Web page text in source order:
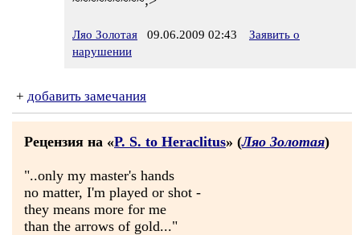
Ляо Золотая 09.06.2009 02:43
Заявить о
нарушении
+ добавить замечания
Рецензия на «P. S. to Heraclitus» (Ляо Золотая)
"..only my master's hands
no matter, I'm played or shot -
they means more for me
than the arrows of gold..."